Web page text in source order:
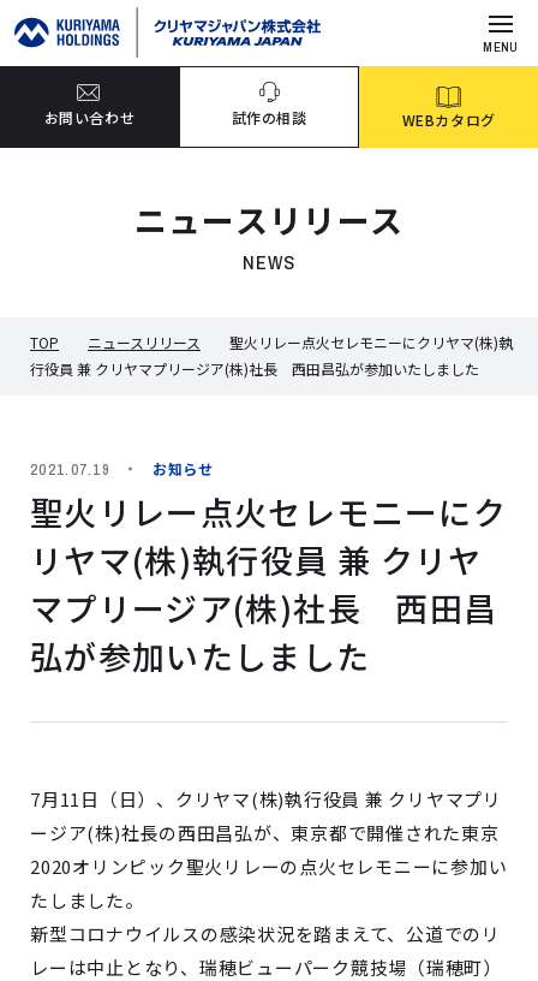
MENU
お問い合わせ 試作の相談 WEBカタログ
ニュースリリース
NEWS
TOP ニュースリリース
聖火リレー点火セレモニーにクリヤマ(株)執
行役員 兼 クリヤマプリージア(株)社長 西田昌弘が参加いたしました
2021.07.19 お知らせ
聖火リレー点火セレモニーにク
リヤマ(株)執行役員 兼 クリヤ
マプリージア(株)社長 西田昌
弘が参加いたしました
7月11日（日）、クリヤマ(株)執行役員 兼 クリヤマプリ
ージア(株)社長の西田昌弘が、東京都で開催された東京
2020オリンピック聖火リレーの点火セレモニーに参加い
たしました。
新型コロナウイルスの感染状況を踏まえて、公道でのリ
レーは中止となり、瑞穂ビューパーク競技場（瑞穂町）